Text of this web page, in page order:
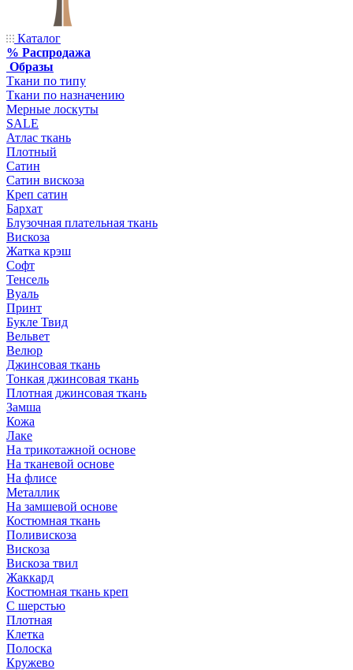
Каталог
% Распродажа
Образы
Ткани по типу
Ткани по назначению
Мерные лоскуты
SALE
Атлас ткань
Плотный
Сатин
Сатин вискоза
Креп сатин
Бархат
Блузочная плательная ткань
Вискоза
Жатка крэш
Софт
Тенсель
Вуаль
Принт
Букле Твид
Вельвет
Велюр
Джинсовая ткань
Тонкая джинсовая ткань
Плотная джинсовая ткань
Замша
Кожа
Лаке
На трикотажной основе
На тканевой основе
На флисе
Металлик
На замшевой основе
Костюмная ткань
Поливискоза
Вискоза
Вискоза твил
Жаккард
Костюмная ткань креп
С шерстью
Плотная
Клетка
Полоска
Кружево